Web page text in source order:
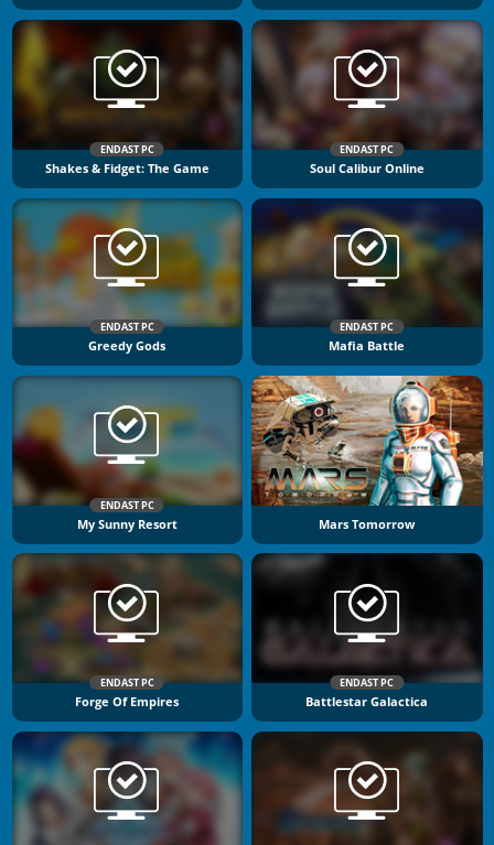
ENDAST PC
Shakes & Fidget: The Game
ENDAST PC
Soul Calibur Online
ENDAST PC
Greedy Gods
ENDAST PC
Mafia Battle
ENDAST PC
My Sunny Resort Mars Tomorrow
ENDAST PC
Forge Of Empires
ENDAST PC
Battlestar Galactica